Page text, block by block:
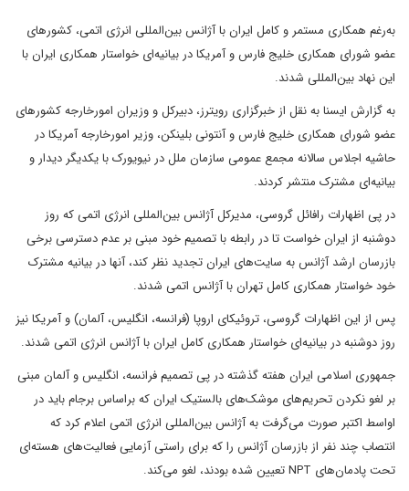
به‌رغم همکاری مستمر و کامل ایران با آژانس بین‌المللی انرژی اتمی، کشورهای
عضو شورای همکاری خلیج فارس و آمریکا در بیانیه‌ای خواستار همکاری ایران با
این نهاد بین‌المللی شدند.
به گزارش ایسنا به نقل از خبرگزاری رویترز، دبیرکل و وزیران امورخارجه کشورهای
عضو شورای همکاری خلیج فارس و آنتونی بلینکن، وزیر امورخارجه آمریکا در
حاشیه اجلاس سالانه مجمع عمومی سازمان ملل در نیویورک با یکدیگر دیدار و
بیانیه‌ای مشترک منتشر کردند.
در پی اظهارات رافائل گروسی، مدیرکل آژانس بین‌المللی انرژی اتمی که روز
دوشنبه از ایران خواست تا در رابطه با تصمیم خود مبنی بر عدم دسترسی برخی
بازرسان ارشد آژانس به سایت‌های ایران تجدید نظر کند، آنها در بیانیه مشترک
خود خواستار همکاری کامل تهران با آژانس اتمی شدند.
پس از این اظهارات گروسی، تروئیکای اروپا (فرانسه، انگلیس، آلمان) و آمریکا نیز
روز دوشنبه در بیانیه‌ای خواستار همکاری کامل ایران با آژانس انرژی اتمی شدند.
جمهوری اسلامی ایران هفته گذشته در پی تصمیم فرانسه، انگلیس و آلمان مبنی
بر لغو نکردن تحریم‌های موشک‌های بالستیک ایران که براساس برجام باید در
اواسط اکتبر صورت می‌گرفت به آژانس بین‌المللی انرژی اتمی اعلام کرد که
انتصاب چند نفر از بازرسان آژانس را که برای راستی آزمایی فعالیت‌های هسته‌ای
تحت پادمان‌های NPT تعیین شده بودند، لغو می‌کند.